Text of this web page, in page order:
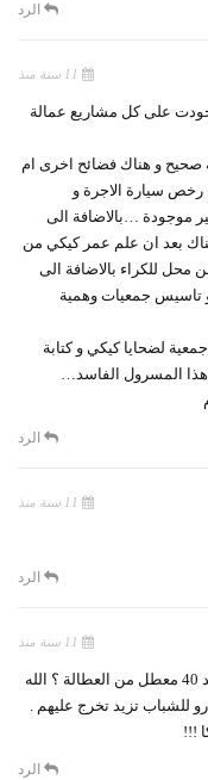
الرد
على كل مشاريع عمالة
صحيح و هناك فضائح اخرى ام
رخص سيارة الاجرة و
موجودة …بالاضافة الى
بعد ان علم عمر كيكي من
محل للكراء بالاضافة الى
تاسيس جمعيات وهمية
لضحايا كيكي و كتابة
المسرول الفاسد…
الرد
الرد
كاليك صاكا بغيتي تدير مشروع احيد 40 معطل من العطالة ؟ الله
للشباب تزيد تخرج عليهم .
!!!
الرد